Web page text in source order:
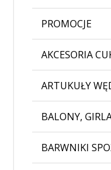
PROMOCJE
AKCESORIA
ARTUKUŁY
BALONY,
BARWNIKI